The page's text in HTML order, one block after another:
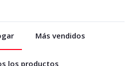
Más vendidos
los productos